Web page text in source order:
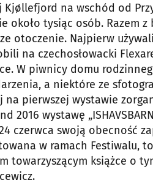
na wschód od
około tysiąc osób. Razem z
otoczenie. Najpierw
na czechosłowacki
W piwnicy domu
a niektóre ze
pierwszej wystawie
2016 wystawę
czerwca swoją obecność
w ramach Festiwalu, to
towarzyszącym książce o